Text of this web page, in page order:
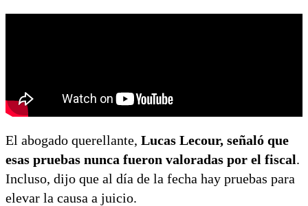
El abogado querellante, Lucas Lecour, señaló que
esas pruebas nunca fueron valoradas por el fiscal.
Incluso, dijo que al día de la fecha hay pruebas para
elevar la causa a juicio.